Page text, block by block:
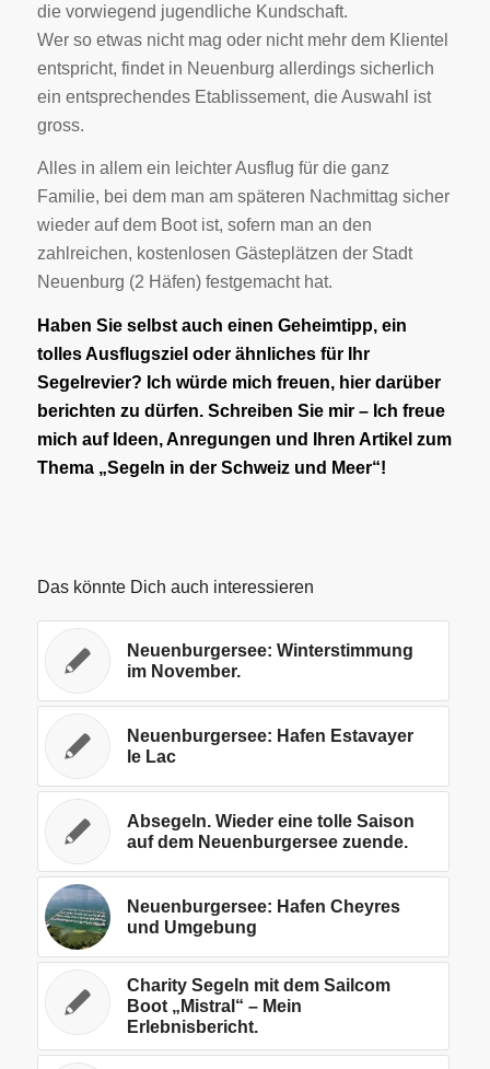
die vorwiegend jugendliche Kundschaft.
Wer so etwas nicht mag oder nicht mehr dem Klientel
entspricht, findet in Neuenburg allerdings sicherlich
ein entsprechendes Etablissement, die Auswahl ist
gross.
Alles in allem ein leichter Ausflug für die ganz
Familie, bei dem man am späteren Nachmittag sicher
wieder auf dem Boot ist, sofern man an den
zahlreichen, kostenlosen Gästeplätzen der Stadt
Neuenburg (2 Häfen) festgemacht hat.
Haben Sie selbst auch einen Geheimtipp, ein
tolles Ausflugsziel oder ähnliches für Ihr
Segelrevier? Ich würde mich freuen, hier darüber
berichten zu dürfen. Schreiben Sie mir – Ich freue
mich auf Ideen, Anregungen und Ihren Artikel zum
Thema „Segeln in der Schweiz und Meer“!
Das könnte Dich auch interessieren
Neuenburgersee: Winterstimmung
im November.
Neuenburgersee: Hafen Estavayer
le Lac
Absegeln. Wieder eine tolle Saison
auf dem Neuenburgersee zuende.
Neuenburgersee: Hafen Cheyres
und Umgebung
Charity Segeln mit dem Sailcom
Boot „Mistral“ – Mein
Erlebnisbericht.